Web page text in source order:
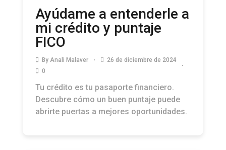
Ayúdame a entenderle a
mi crédito y puntaje
FICO
By Anali Malaver
26 de diciembre de 2024
0
Tu crédito es tu pasaporte financiero.
Descubre cómo un buen puntaje puede
abrirte puertas a mejores oportunidades.